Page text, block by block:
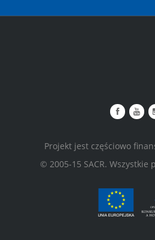
Projekt jest częściowo
© 2005-15 SACR. Wszystkie